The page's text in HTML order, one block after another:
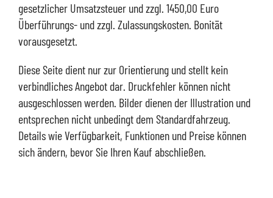
gesetzlicher Umsatzsteuer und zzgl. 1450,00 Euro
Überführungs- und zzgl. Zulassungskosten. Bonität
vorausgesetzt.
Diese Seite dient nur zur Orientierung und stellt kein
verbindliches Angebot dar. Druckfehler können nicht
ausgeschlossen werden. Bilder dienen der Illustration und
entsprechen nicht unbedingt dem Standardfahrzeug.
Details wie Verfügbarkeit, Funktionen und Preise können
sich ändern, bevor Sie Ihren Kauf abschließen.